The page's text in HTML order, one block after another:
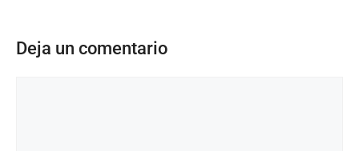
Deja un comentario